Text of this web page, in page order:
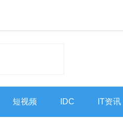
短视频 IDC IT资讯